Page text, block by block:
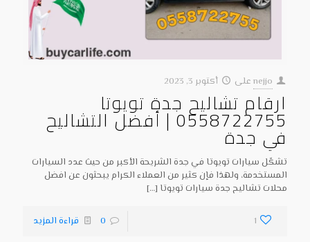
nejjo على أكتوبر 3, 2023
ارقام تشاليح جدة تويوتا
0558722755 | أفضل التشاليح
في جدة
تشكّل سيارات تويوتا في جدة الشريحة الأكبر من حيث عدد السيارات
المستخدمة، ولهذا فإن كثير من العملاء الكرام يبحثون عن افضل
محلات تشاليح جدة سيارات تويوتا […]
1
0 قراءة المزيد